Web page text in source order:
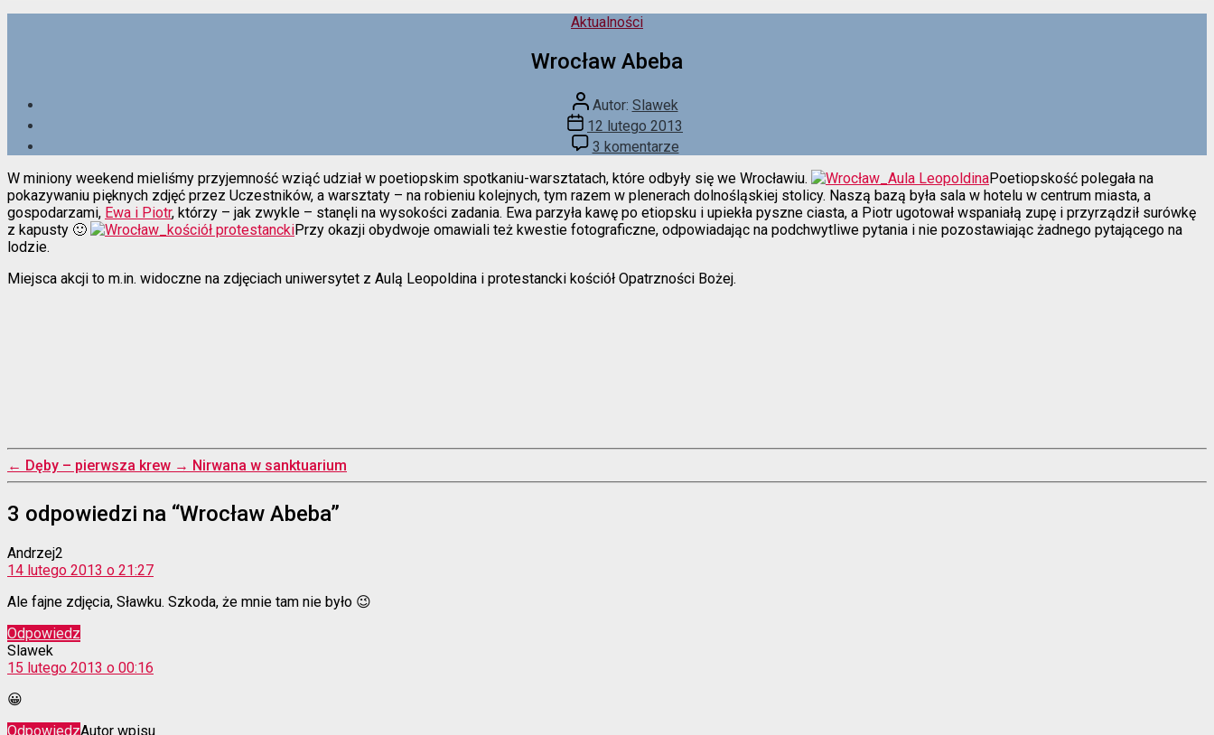
Kategorie
Aktualności
Wrocław Abeba
Autor
wpisu
Autor: Slawek
Data
wpisu
12 lutego 2013
3 komentarzedo
Wrocław
Abeba
W miniony weekend mieliśmy przyjemność wziąć udział w poetiopskim spotkaniu-warsztatach, które odbyły się we Wrocławiu.
Poetiopskość polegała na
pokazywaniu pięknych zdjęć przez Uczestników, a warsztaty – na robieniu kolejnych, tym razem w plenerach dolnośląskiej stolicy. Naszą bazą była sala w hotelu w centrum miasta, a
gospodarzami, Ewa i Piotr, którzy – jak zwykle – stanęli na wysokości zadania. Ewa parzyła kawę po etiopsku i upiekła pyszne ciasta, a Piotr ugotował wspaniałą zupę i przyrządził surówkę
z kapusty 🙂
Przy okazji obydwoje omawiali też kwestie fotograficzne, odpowiadając na podchwytliwe pytania i nie pozostawiając żadnego pytającego na
lodzie.
Miejsca akcji to m.in. widoczne na zdjęciach uniwersytet z Aulą Leopoldina i protestancki kościół Opatrzności Bożej.
← Dęby – pierwsza krew → Nirwana w sanktuarium
3 odpowiedzi na “Wrocław Abeba”
Andrzej2
14 lutego 2013 o 21:27
Ale fajne zdjęcia, Sławku. Szkoda, że mnie tam nie było 😉
Odpowiedz
Slawek
15 lutego 2013 o 00:16
😀
OdpowiedzAutor wpisu